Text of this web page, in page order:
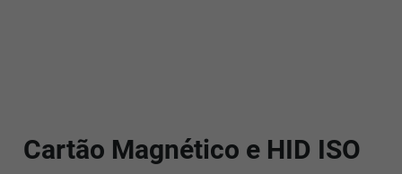
Cartão Magnético e HID ISO